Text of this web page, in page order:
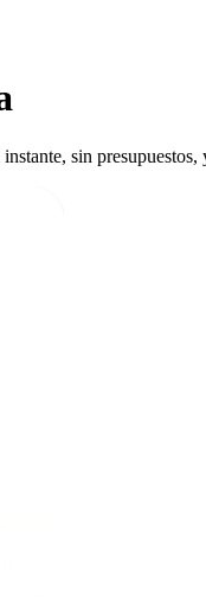
instante, sin